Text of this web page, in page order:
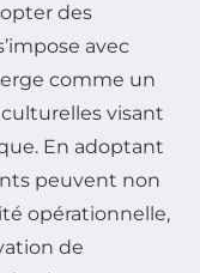
des
avec
comme un
visant
En adoptant
peuvent non
opérationnelle,
de